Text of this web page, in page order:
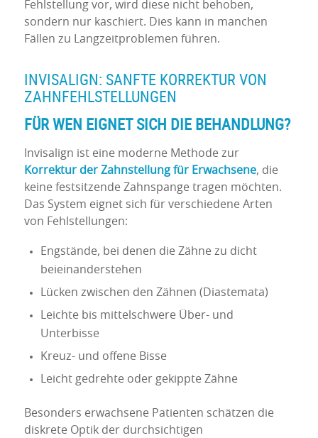
Fehlstellung vor, wird diese nicht behoben,
sondern nur kaschiert. Dies kann in manchen
Fällen zu Langzeitproblemen führen.
INVISALIGN: SANFTE KORREKTUR VON
ZAHNFEHLSTELLUNGEN
FÜR WEN EIGNET SICH DIE BEHANDLUNG?
Invisalign ist eine moderne Methode zur
Korrektur der Zahnstellung für Erwachsene, die
keine festsitzende Zahnspange tragen möchten.
Das System eignet sich für verschiedene Arten
von Fehlstellungen:
Engstände, bei denen die Zähne zu dicht
beieinanderstehen
Lücken zwischen den Zähnen (Diastemata)
Leichte bis mittelschwere Über- und
Unterbisse
Kreuz- und offene Bisse
Leicht gedrehte oder gekippte Zähne
Besonders erwachsene Patienten schätzen die
diskrete Optik der durchsichtigen